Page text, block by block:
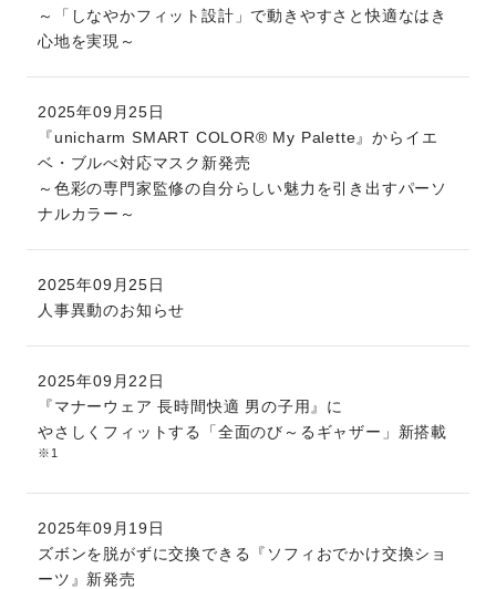
～「しなやかフィット設計」で動きやすさと快適なはき
心地を実現～
2025年09月25日
『unicharm SMART COLOR® My Palette』からイエ
ベ・ブルべ対応マスク新発売
～色彩の専門家監修の自分らしい魅力を引き出すパーソ
ナルカラー～
2025年09月25日
人事異動のお知らせ
2025年09月22日
『マナーウェア 長時間快適 男の子用』に
やさしくフィットする「全面のび～るギャザー」新搭載
※1
2025年09月19日
ズボンを脱がずに交換できる『ソフィおでかけ交換ショ
ーツ』新発売